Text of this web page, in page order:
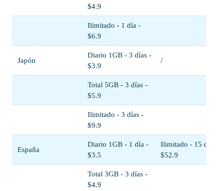
$4.9
Ilimitado - 1 día -
$6.9
Japón
Diario 1GB - 3 días -
$3.9
/
Total 5GB - 3 días -
$5.9
Ilimitado - 3 días -
$9.9
España
Diario 1GB - 1 día -
$3.5
Ilimitado - 15 días
$52.9
Total 3GB - 3 días -
$4.9